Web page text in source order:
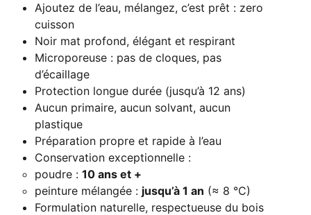
Ajoutez de l’eau, mélangez, c’est prêt : zero
cuisson
Noir mat profond, élégant et respirant
Microporeuse : pas de cloques, pas
d’écaillage
Protection longue durée (jusqu’à 12 ans)
Aucun primaire, aucun solvant, aucun
plastique
Préparation propre et rapide à l’eau
Conservation exceptionnelle :
poudre : 10 ans et +
peinture mélangée : jusqu’à 1 an (≈ 8 °C)
Formulation naturelle, respectueuse du bois